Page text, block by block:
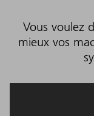
Vous voulez
mieux vos